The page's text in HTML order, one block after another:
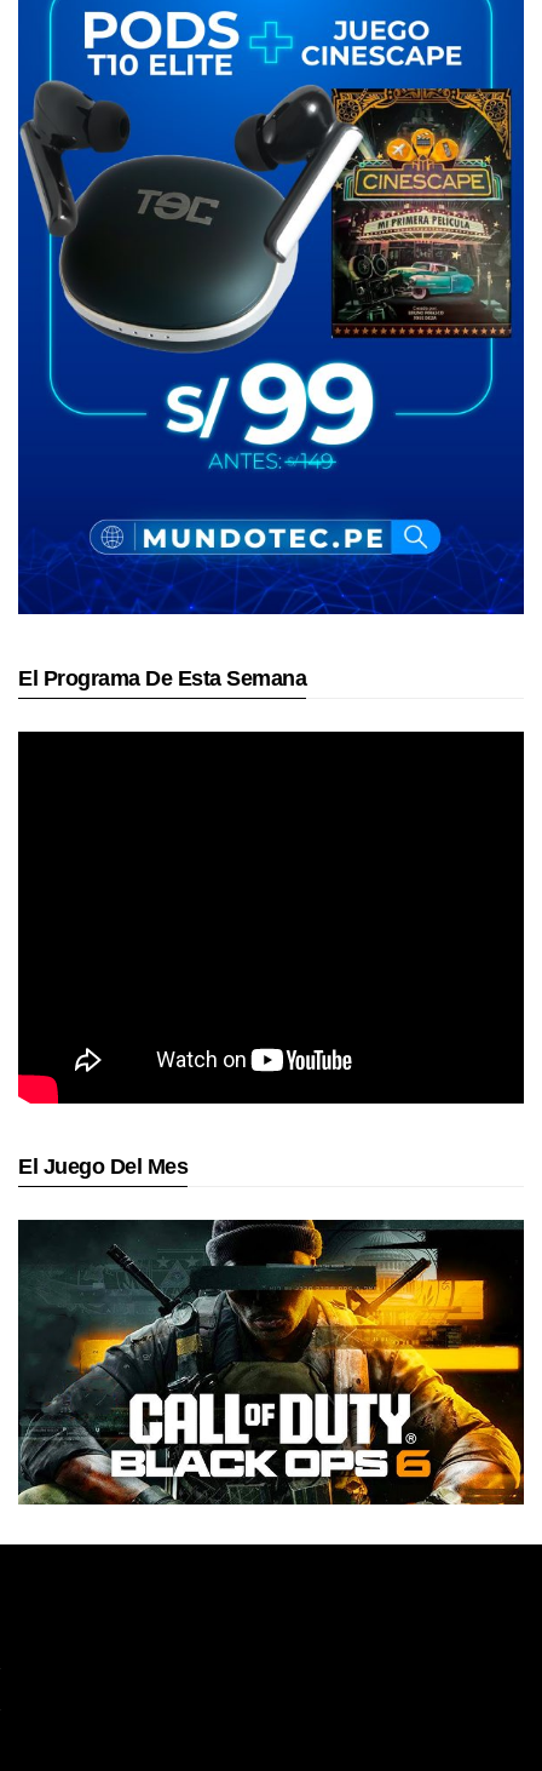
El Programa De Esta Semana
El Juego Del Mes